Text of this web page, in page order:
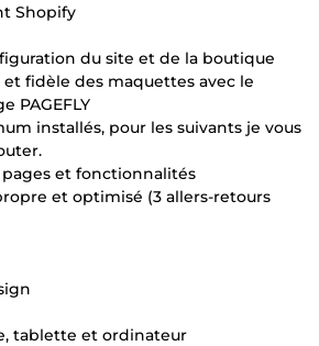
Shopify
du site et de la boutique
fidèle des maquettes avec le
PAGEFLY
installés, pour les suivants je vous
pages et fonctionnalités
et optimisé (3 allers-retours
tablette et ordinateur